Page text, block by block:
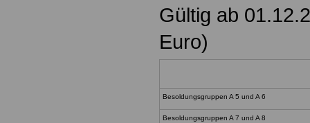
Gültig ab
Euro)
Besoldungsgruppen A 5 und A 6
Besoldungsgruppen A 7 und A 8